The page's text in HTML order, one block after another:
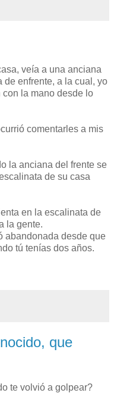
veía a una anciana
de enfrente, a la cual, yo
la mano desde lo
comentarles a mis
la anciana del frente se
de su casa
en la escalinata de
la gente.
abandonada desde que
tú tenías dos años.
que
te volvió a golpear?